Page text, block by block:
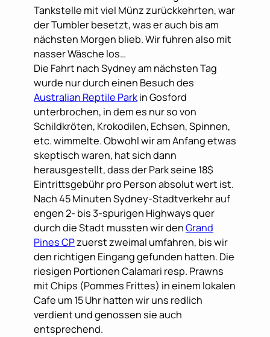
Tankstelle mit viel Münz zurückkehrten, war
der Tumbler besetzt, was er auch bis am
nächsten Morgen blieb. Wir fuhren also mit
nasser Wäsche los…
Die Fahrt nach Sydney am nächsten Tag
wurde nur durch einen Besuch des
Australian Reptile Parkin Gosford
unterbrochen, in dem es nur so von
Schildkröten, Krokodilen, Echsen, Spinnen,
etc. wimmelte. Obwohl wir am Anfang etwas
skeptisch waren, hat sich dann
herausgestellt, dass der Park seine 18$
Eintrittsgebühr pro Person absolut wert ist.
Nach 45 Minuten Sydney-Stadtverkehr auf
engen 2- bis 3-spurigen Highways quer
durch die Stadt mussten wir denGrand
Pines CPzuerst zweimal umfahren, bis wir
den richtigen Eingang gefunden hatten. Die
riesigen Portionen Calamari resp. Prawns
mit Chips (Pommes Frittes) in einem lokalen
Cafe um 15 Uhr hatten wir uns redlich
verdient und genossen sie auch
entsprechend.